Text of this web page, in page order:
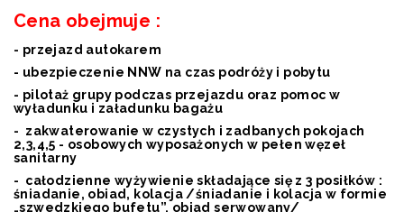
Cena obejmuje :
- przejazd autokarem
- ubezpieczenie NNW na czas podróży i pobytu
- pilotaż grupy podczas przejazdu oraz pomoc w
wyładunku i załadunku bagażu
- zakwaterowanie w czystych i zadbanych pokojach
2,3,4,5 - osobowych wyposażonych w pełen węzeł
sanitarny
- całodzienne wyżywienie składające się z 3 posiłków :
śniadanie, obiad, kolacja /śniadanie i kolacja w formie
„szwedzkiego bufetu”, obiad serwowany/